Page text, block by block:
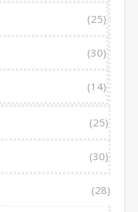
(25)
(30)
(14)
(25)
(30)
(28)